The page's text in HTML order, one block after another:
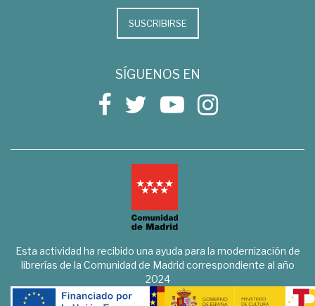
SUSCRIBIRSE
SÍGUENOS EN
Esta actividad ha recibido una ayuda para la modernización de
librerías de la Comunidad de Madrid correspondiente al año
2024